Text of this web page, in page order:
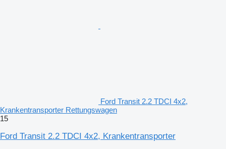
Ford Transit 2.2 TDCI 4x2,
Krankentransporter Rettungswagen
15
Ford Transit 2.2 TDCI 4x2, Krankentransporter